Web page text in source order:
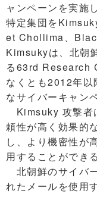
ャンペーンを実施
特定集団を
et Chollima、
Kimsukyは、北朝
る63rd Research
なくとも2012年以
なサイバーキャン
Kimsuky 攻撃者
頼性が高く効果的
し、より機密性が
用することができる
北朝鮮のサイバ
れたメールを使用